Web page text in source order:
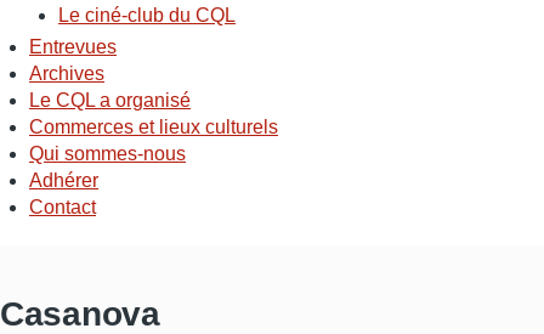
Le ciné-club du CQL
Entrevues
Archives
Le CQL a organisé
Commerces et lieux culturels
Qui sommes-nous
Adhérer
Contact
Casanova